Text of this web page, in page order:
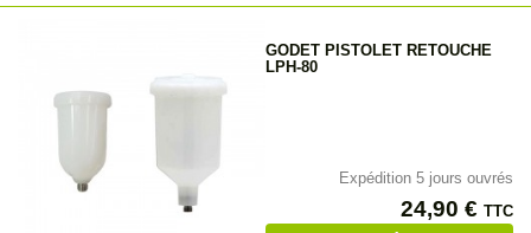
GODET PISTOLET RETOUCHE
LPH-80
Expédition 5 jours ouvrés
Prix
24,90 € TTC